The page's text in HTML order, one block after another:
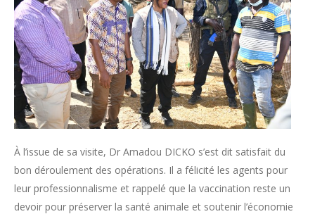
À l’issue de sa visite, Dr Amadou DICKO s’est dit satisfait du
bon déroulement des opérations. Il a félicité les agents pour
leur professionnalisme et rappelé que la vaccination reste un
devoir pour préserver la santé animale et soutenir l’économie